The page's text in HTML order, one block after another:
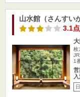
山水館（さんすい
3.1点
枚
1
営